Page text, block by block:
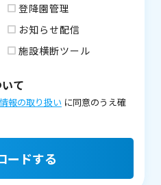
登降園管理
お知らせ配信
施設横断ツール
て
報の取り扱い に同意のうえ確
ードする